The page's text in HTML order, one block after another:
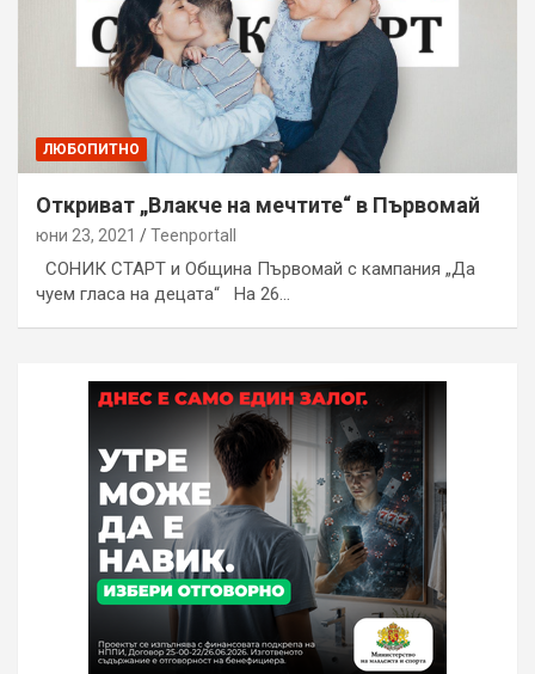
ЛЮБОПИТНО
Откриват „Влакче на мечтите“ в Първомай
юни 23, 2021 Teenportall
СОНИК СТАРТ и Община Първомай с кампания „Да
чуем гласа на децата“ На 26…